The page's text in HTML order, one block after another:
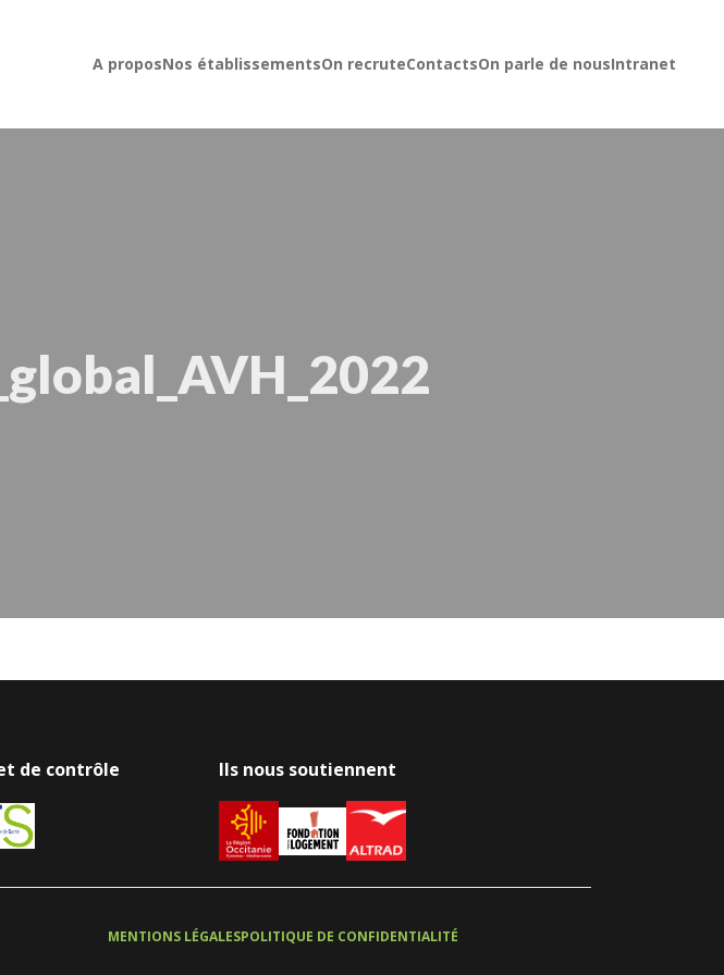
A proposNos établissementsOn recruteContactsOn parle de nousIntranet
de contrôle Ils nous soutiennent
MENTIONS LÉGALESPOLITIQUE DE CONFIDENTIALITÉ